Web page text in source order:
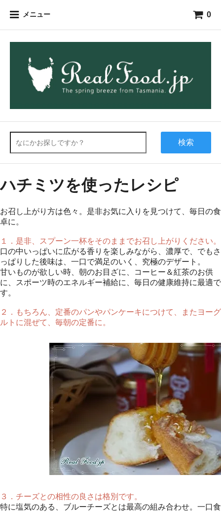
メニュー 0
検索
ハチミツを使ったレシピ
お召し上がり方は色々。是非お気に入りを見つけて、毎日の食
卓に。
１．是非、スプーン一杯をそのままでお召し上がりください。
口の中いっぱいに広がる香りを楽しみながら、濃厚で、でもさ
っぱりした後味は、一口で満足のいく、究極のデザート。
甘いものが欲しい時、朝のお目ざに、コーヒー＆紅茶のお供
に、スポーツ時のエネルギー補給に、毎日の健康維持に最適で
す。
２．もちろん、定番のパンやパンケーキにつけて、またヨーグ
ルトに混ぜて、毎朝の定番に。
３．チーズとの相性の良さは格別です。
特に塩気のある、ブルーチーズとは最高の組み合わせ。一口食